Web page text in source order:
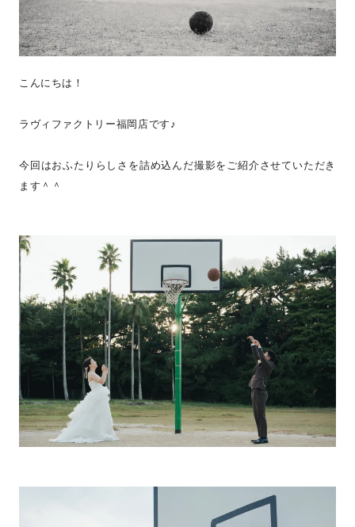
こんにちは！
ラヴィファクトリー福岡店です♪
今回はおふたりらしさを詰め込んだ撮影をご紹介させていただき
ます＾＾